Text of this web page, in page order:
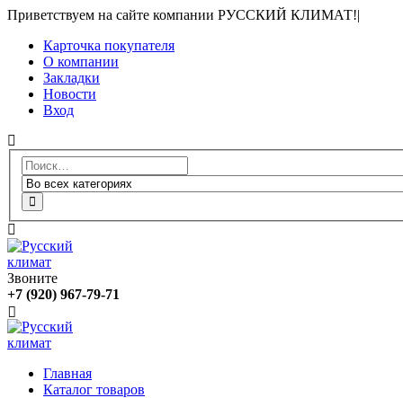
Приветствуем на сайте компании РУССКИЙ КЛИМАТ!|
Карточка покупателя
О компании
Закладки
Новости
Вход
Звоните
+7 (920) 967-79-71
Главная
Каталог товаров